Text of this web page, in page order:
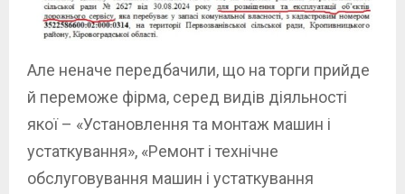
Але неначе передбачили, що на торги прийде
й переможе фірма, серед видів діяльності
якої – «Установлення та монтаж машин і
устаткування», «Ремонт і технічне
обслуговування машин і устаткування